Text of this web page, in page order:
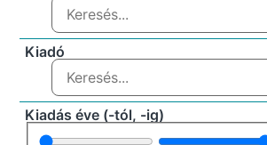
Kiadó
Kiadás éve (-tól, -ig)